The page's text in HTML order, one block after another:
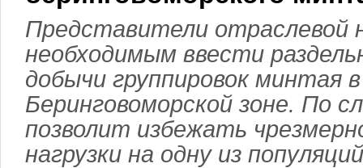
Представители отраслевой
необходимым ввести
добычи группировок минтая
Беринговоморской зоне. По
позволит избежать
нагрузки на одну из